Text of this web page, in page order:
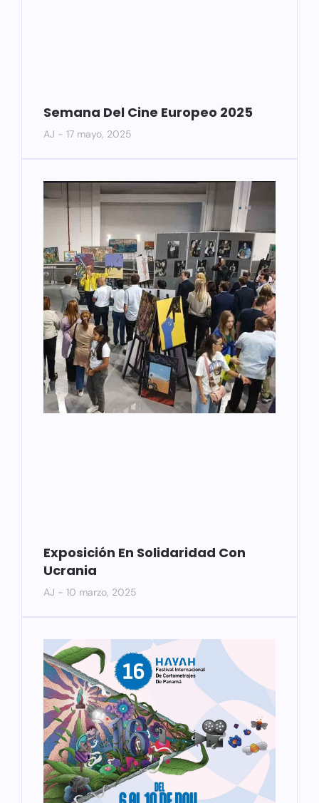
Semana Del Cine Europeo 2025
AJ 17 mayo, 2025
Exposición En Solidaridad Con
Ucrania
AJ 10 marzo, 2025